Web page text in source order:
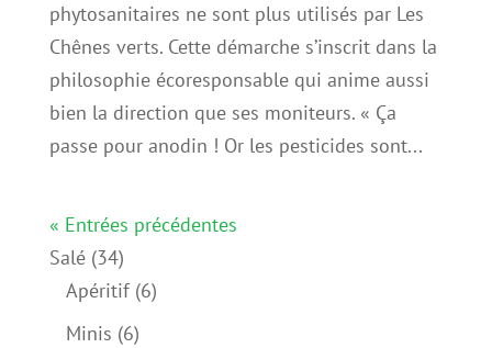
phytosanitaires ne sont plus utilisés par Les
Chênes verts. Cette démarche s’inscrit dans la
philosophie écoresponsable qui anime aussi
bien la direction que ses moniteurs. « Ça
passe pour anodin ! Or les pesticides sont...
« Entrées précédentes
Salé 3434
produits
Apéritif 66
Minis 66